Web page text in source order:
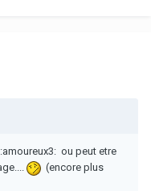
ou peut etre
(encore plus